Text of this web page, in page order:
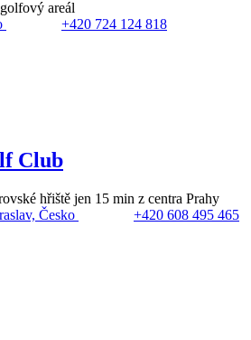
areál
+420 724 124 818
Club
hřiště jen 15 min z centra Prahy
Česko
+420 608 495 465